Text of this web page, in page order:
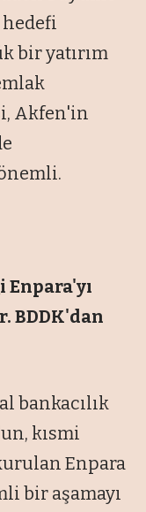
hedefi
bir yatırım
Akfen'in
BDDK'dan
bankacılık
kısmi
Enpara
bir aşamayı